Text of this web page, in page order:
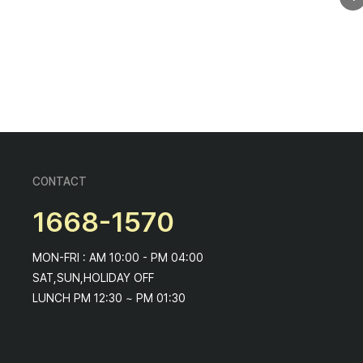
CONTACT
1668-1570
MON-FRI : AM 10:00 - PM 04:00
SAT,SUN,HOLIDAY OFF
LUNCH PM 12:30 ~ PM 01:30